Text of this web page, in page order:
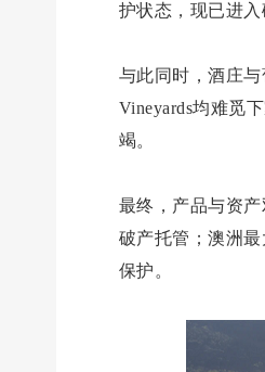
护状态，现已进入
与此同时，酒庄
Vineyards均难觅
竭。
最终，产品与资
破产托管；澳洲
保护。